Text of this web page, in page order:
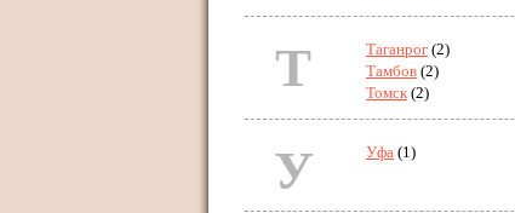
Т Таганрог (2)
Тамбов (2)
Томск (2)
У Уфа (1)